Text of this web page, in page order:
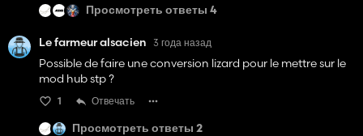
Просмотреть ответы 4
Le farmeur alsacien 3 года назад
Possible de faire une conversion lizard pour le mettre sur le
mod hub stp ?
1 Отвечать
Просмотреть ответы 2